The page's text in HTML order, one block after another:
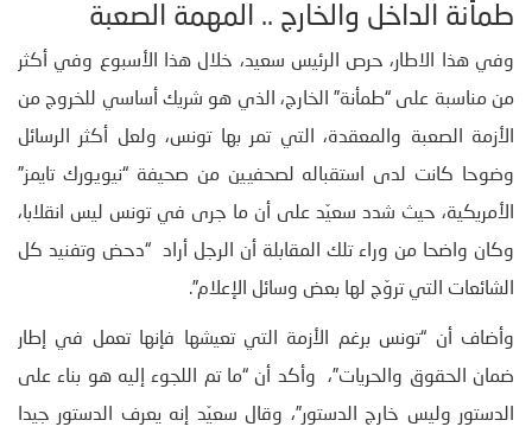
طمأنة الداخل والخارج .. المهمة الصعبة
وفي هذا الاطار، حرص الرئيس سعيد، خلال هذا الأسبوع وفي أكثر
من مناسبة على “طمأنة” الخارج، الذي هو شريك أساسي للخروج من
الأزمة الصعبة والمعقدة، التي تمر بها تونس، ولعل أكثر الرسائل
وضوحا كانت لدى استقباله لصحفيين من صحيفة “نيويورك تايمز”
الأمريكية، حيث شدد سعيّد على أن ما جرى في تونس ليس انقلابا،
وكان واضحا من وراء تلك المقابلة أن الرجل أراد “دحض وتفنيد كل
الشائعات التي تروّج لها بعض وسائل الإعلام”.
وأضاف أن “تونس برغم الأزمة التي تعيشها فإنها تعمل في إطار
ضمان الحقوق والحريات”، وأكد أن “ما تم اللجوء إليه هو بناء على
الدستور وليس خارج الدستور”، وقال سعيّد إنه يعرف الدستور جيدا